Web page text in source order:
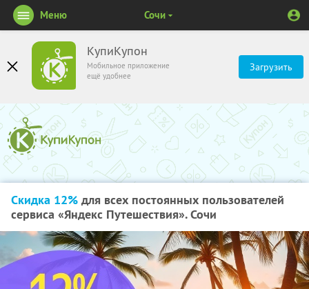
КупиКупон
Мобильное приложение
ещё удобнее
Загрузить
Меню Сочи
Скидка 12% для всех постоянных пользователей
сервиса «Яндекс Путешествия». Сочи